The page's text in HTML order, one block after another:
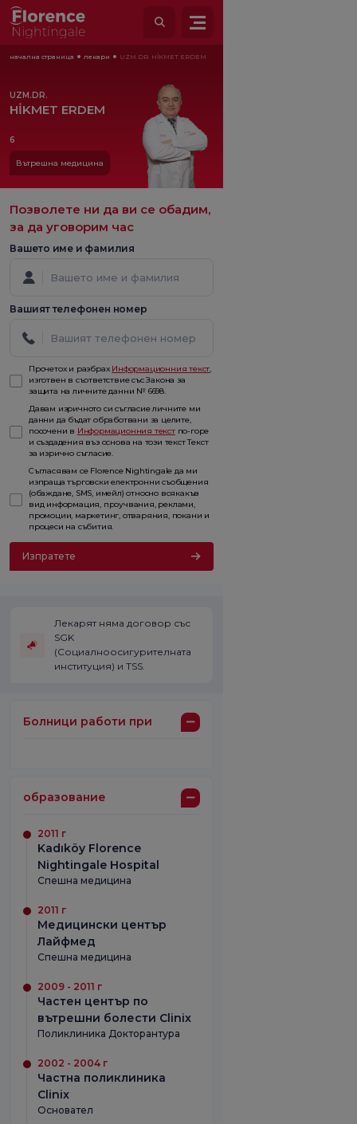
начална страница лекари UZM.DR. HİKMET ERDEM
UZM.DR.
HİKMET ERDEM
6
Вътрешна медицина
Позволете ни да ви се обадим,
за да уговорим час
Вашето име и фамилия
Вашият телефонен номер
Прочетох и разбрах Информационния текст,
изготвен в съответствие със Закона за
защита на личните данни № 6698.
Давам изричното си съгласие личните ми
данни да бъдат обработвани за целите,
посочени в Информационния текстпо-горе
и създадения въз основа на този текст Текст
за изрично съгласие.
Съгласявам се Florence Nightingale да ми
изпраща търговски електронни съобщения
(обаждане, SMS, имейл) относно всякакъв
вид информация, проучвания, реклами,
промоции, маркетинг, отваряния, покани и
процеси на събития.
Изпратете
Лекарят няма договор със
SGK
(Социалноосигурителната
институция) и TSS.
Болници работи при
образование
2011 г
Kadıköy Florence
Nightingale Hospital
Спешна медицина
2011 г
Медицински център
Лайфмед
Спешна медицина
2009 - 2011 г
Частен център по
вътрешни болести Clinix
Поликлиника Докторантура
2002 - 2004 г
Частна поликлиника
Clinix
Основател